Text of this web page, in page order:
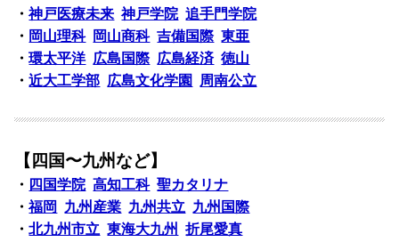
・神戸医療未来 神戸学院 追手門学院
・ 岡山理科 岡山商科 吉備国際 東亜
・環太平洋 広島国際 広島経済 徳山
・近大工学部 広島文化学園 周南公立
【四国〜九州など】
・ 四国学院 高知工科 聖カタリナ
・福岡 九州産業 九州共立 九州国際
・北九州市立 東海大九州
折尾愛真